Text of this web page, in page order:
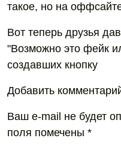
такое, но на
Вот теперь друзья
"Возможно это фейк
создавших кнопку
Добавить
Ваш e-mail не будет
поля помечены *